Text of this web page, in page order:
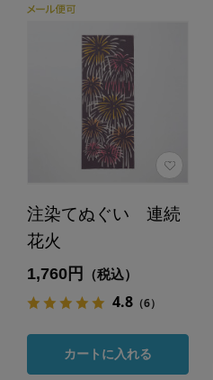
注染てぬぐい 連続
花火
1,760円 （税込）
4.8（6）
カートに入れる